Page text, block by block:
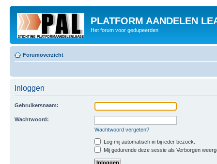
PLATFORM AANDELEN
Het forum voor gedupeerden
Forumoverzicht
Inloggen
Gebruikersnaam:
Wachtwoord:
Wachtwoord vergeten?
Log mij automatisch in bij ieder bezoek.
Mij gedurende deze sessie als Verborgen